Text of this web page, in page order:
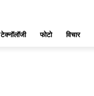
टेक्नॉलॉजी फोटो विचार